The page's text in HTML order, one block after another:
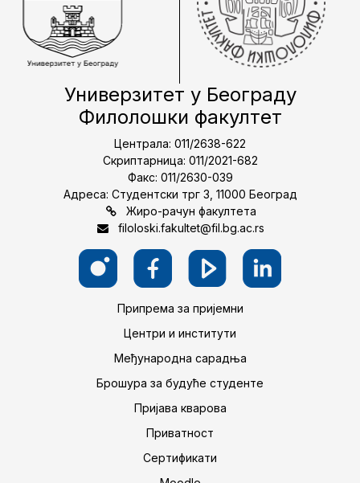
Универзитет у Београду
Филолошки факултет
Централа: 011/2638-622
Скриптарница: 011/2021-682
Факс: 011/2630-039
Адреса: Студентски трг 3, 11000 Београд
Жиро-рачун факултета
filoloski.fakultet@fil.bg.ac.rs
Припрема за пријемни
Центри и институти
Међународна сарадња
Брошура за будуће студенте
Пријава кварова
Приватност
Сертификати